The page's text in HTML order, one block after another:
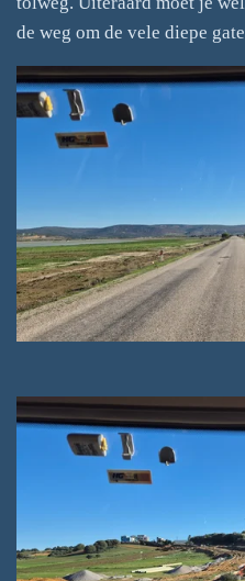
de weg om de vele diepe